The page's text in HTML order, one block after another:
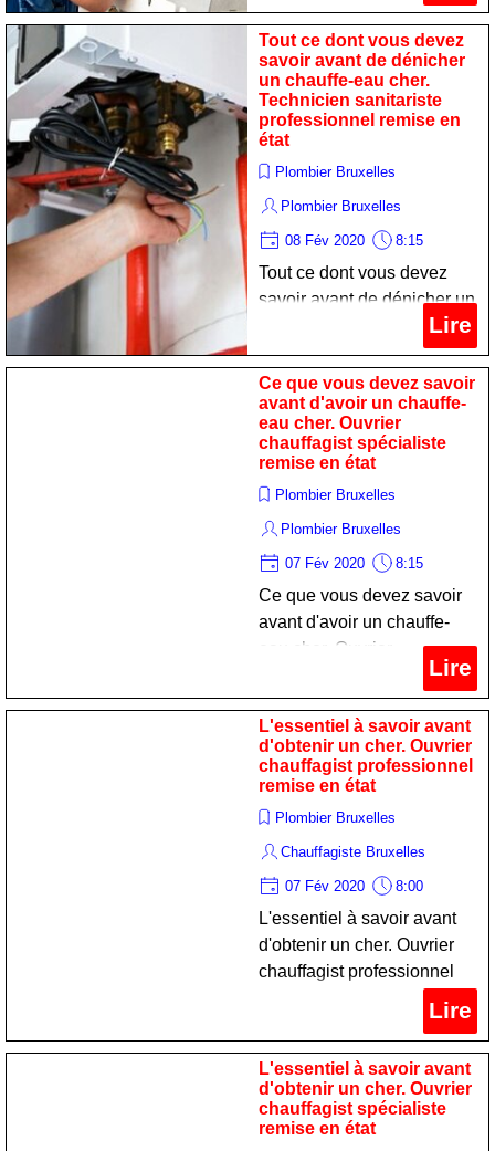
remise en état
Tout ce dont vous devez
savoir avant de dénicher
un chauffe-eau cher.
Technicien sanitariste
professionnel remise en
état
Plombier Bruxelles
Plombier Bruxelles
08 Fév 2020 8:15
Tout ce dont vous devez
savoir avant de dénicher un
Technicien sanitariste
professionnel remise en
état
Lire
Ce que vous devez savoir
avant d'avoir un chauffe-
eau cher. Ouvrier
chauffagist spécialiste
remise en état
Plombier Bruxelles
Plombier Bruxelles
07 Fév 2020 8:15
Ce que vous devez savoir
avant d'avoir un chauffe-
eau cher. Ouvrier
chauffagist spécialiste
remise en état
Lire
L'essentiel à savoir avant
d'obtenir un cher. Ouvrier
chauffagist professionnel
remise en état
Plombier Bruxelles
Chauffagiste Bruxelles
07 Fév 2020 8:00
L'essentiel à savoir avant
d'obtenir un cher. Ouvrier
chauffagist professionnel
Lire
L'essentiel à savoir avant
d'obtenir un cher. Ouvrier
chauffagist spécialiste
remise en état